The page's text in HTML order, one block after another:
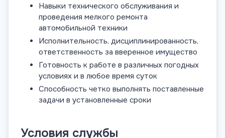
Навыки технического обслуживания и
проведения мелкого ремонта
автомобильной техники
Исполнительность, дисциплинированность,
ответственность за вверенное имущество
Готовность к работе в различных погодных
условиях и в любое время суток
Способность четко выполнять поставленные
задачи в установленные сроки
Условия службы